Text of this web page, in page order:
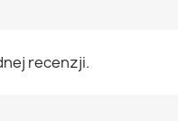
recenzji.